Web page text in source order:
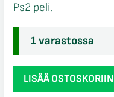
Ps2 peli.
1 varastossa
SingStar
SuomiPop
LISÄÄ OSTOSKORIIN